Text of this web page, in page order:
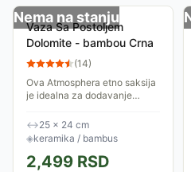
Nema na stanju
Vaza Sa Postoljem
Dolomite - bambou Crna
(14)
Ova Atmosphera etno saksija
je idealna za dodavanje
verandi, dnevnoj sobi ili ulazu.
Etno šik saksija sa postoljem
Ova...
↔25 × 24 cm
◈keramika / bambus
2,499 RSD